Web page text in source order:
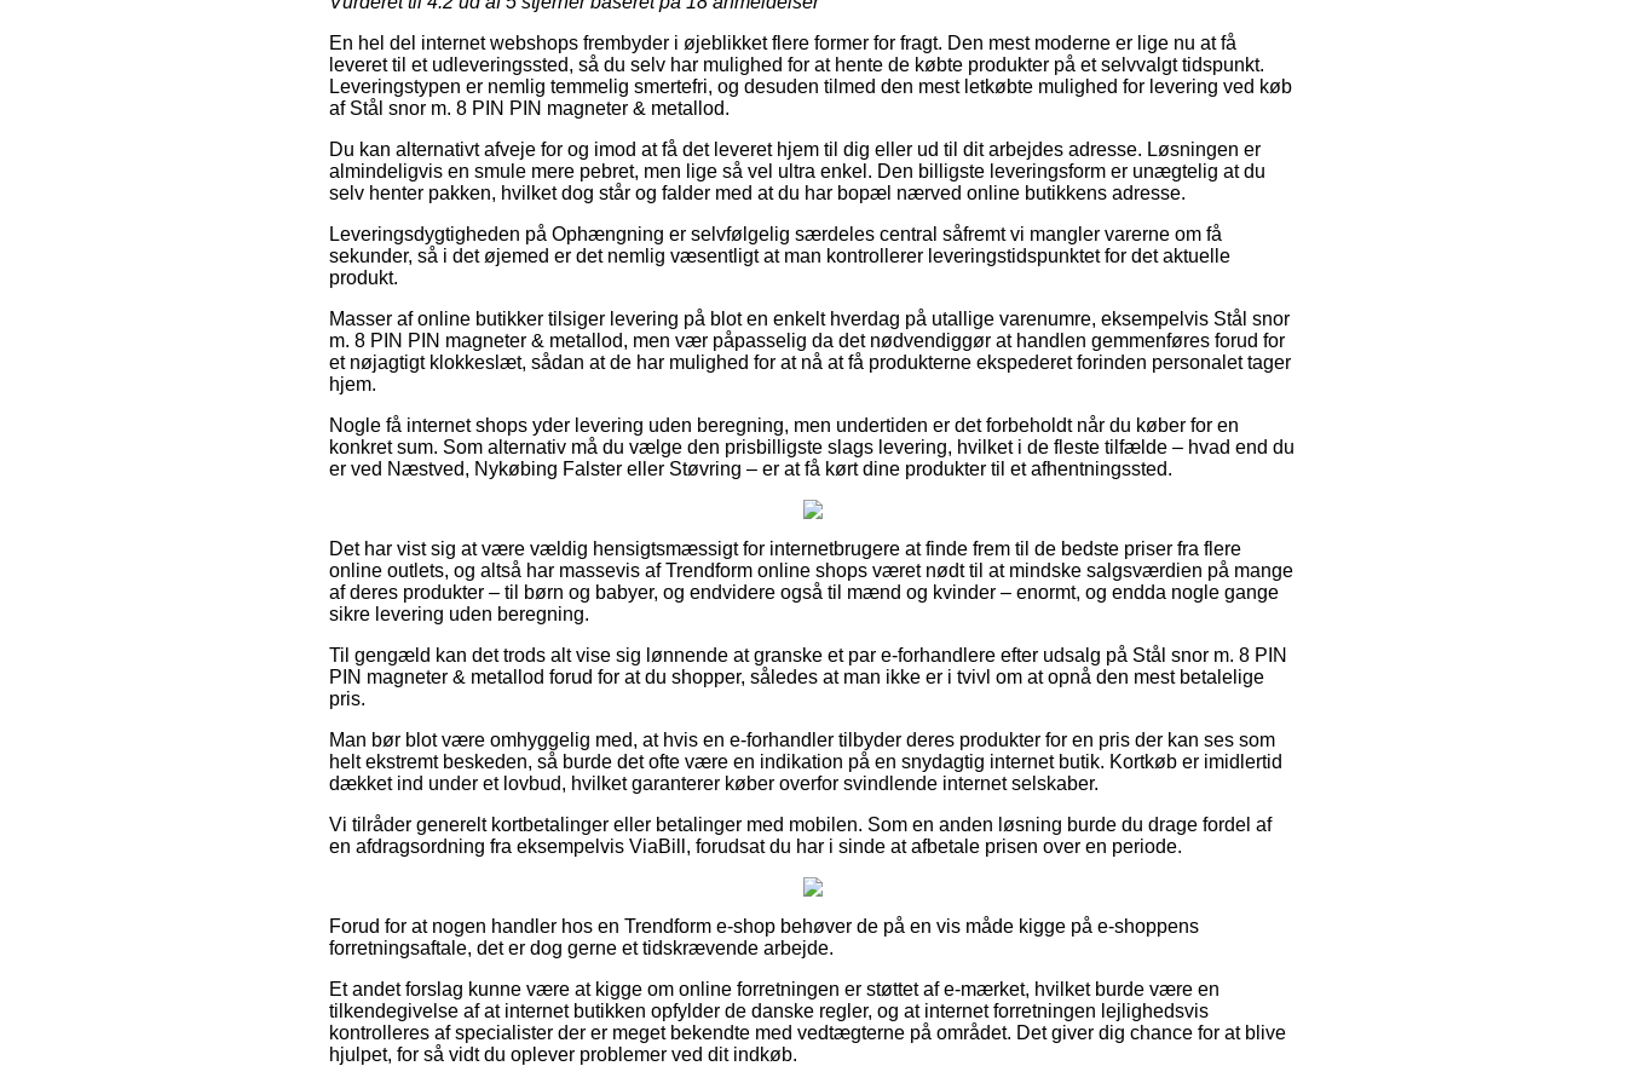
En hel del internet webshops frembyder i øjeblikket flere former for fragt. Den mest moderne er lige nu at få
leveret til et udleveringssted, så du selv har mulighed for at hente de købte produkter på et selvvalgt tidspunkt.
Leveringstypen er nemlig temmelig smertefri, og desuden tilmed den mest letkøbte mulighed for levering ved køb
af Stål snor m. 8 PIN PIN magneter & metallod.
Du kan alternativt afveje for og imod at få det leveret hjem til dig eller ud til dit arbejdes adresse. Løsningen er
almindeligvis en smule mere pebret, men lige så vel ultra enkel. Den billigste leveringsform er unægtelig at du
selv henter pakken, hvilket dog står og falder med at du har bopæl nærved online butikkens adresse.
Leveringsdygtigheden på Ophængning er selvfølgelig særdeles central såfremt vi mangler varerne om få
sekunder, så i det øjemed er det nemlig væsentligt at man kontrollerer leveringstidspunktet for det aktuelle
produkt.
Masser af online butikker tilsiger levering på blot en enkelt hverdag på utallige varenumre, eksempelvis Stål snor
m. 8 PIN PIN magneter & metallod, men vær påpasselig da det nødvendiggør at handlen gemmenføres forud for
et nøjagtigt klokkeslæt, sådan at de har mulighed for at nå at få produkterne ekspederet forinden personalet tager
hjem.
Nogle få internet shops yder levering uden beregning, men undertiden er det forbeholdt når du køber for en
konkret sum. Som alternativ må du vælge den prisbilligste slags levering, hvilket i de fleste tilfælde – hvad end du
er ved Næstved, Nykøbing Falster eller Støvring – er at få kørt dine produkter til et afhentningssted.
Det har vist sig at være vældig hensigtsmæssigt for internetbrugere at finde frem til de bedste priser fra flere
online outlets, og altså har massevis af Trendform online shops været nødt til at mindske salgsværdien på mange
af deres produkter – til børn og babyer, og endvidere også til mænd og kvinder – enormt, og endda nogle gange
sikre levering uden beregning.
Til gengæld kan det trods alt vise sig lønnende at granske et par e-forhandlere efter udsalg på Stål snor m. 8 PIN
PIN magneter & metallod forud for at du shopper, således at man ikke er i tvivl om at opnå den mest betalelige
pris.
Man bør blot være omhyggelig med, at hvis en e-forhandler tilbyder deres produkter for en pris der kan ses som
helt ekstremt beskeden, så burde det ofte være en indikation på en snydagtig internet butik. Kortkøb er imidlertid
dækket ind under et lovbud, hvilket garanterer køber overfor svindlende internet selskaber.
Vi tilråder generelt kortbetalinger eller betalinger med mobilen. Som en anden løsning burde du drage fordel af
en afdragsordning fra eksempelvis ViaBill, forudsat du har i sinde at afbetale prisen over en periode.
Forud for at nogen handler hos en Trendform e-shop behøver de på en vis måde kigge på e-shoppens
forretningsaftale, det er dog gerne et tidskrævende arbejde.
Et andet forslag kunne være at kigge om online forretningen er støttet af e-mærket, hvilket burde være en
tilkendegivelse af at internet butikken opfylder de danske regler, og at internet forretningen lejlighedsvis
kontrolleres af specialister der er meget bekendte med vedtægterne på området. Det giver dig chance for at blive
hjulpet, for så vidt du oplever problemer ved dit indkøb.